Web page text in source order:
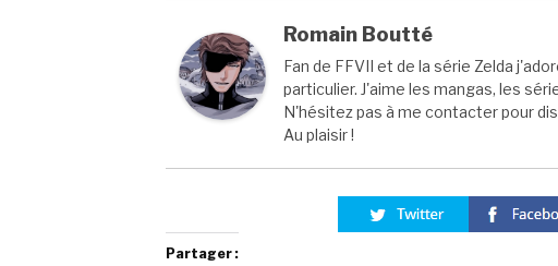
Romain Boutté
Fan de FFVII et de la série Zelda
particulier. J'aime les mangas, les
N'hésitez pas à me contacter pour
Au plaisir !
Partager :